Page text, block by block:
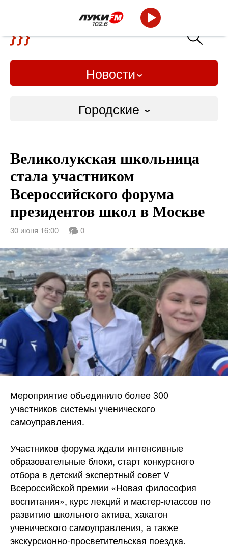
Новости
Городские
Слово Дело
Народные
ВТРК
Великолукская школьница
стала участником
Всероссийского форума
президентов школ в Москве
30 июня 16:00 0
Мероприятие объединило более 300
участников системы ученического
самоуправления.
Участников форума ждали интенсивные
образовательные блоки, старт конкурсного
отбора в детский экспертный совет V
Всероссийской премии «Новая философия
воспитания», курс лекций и мастер-классов по
развитию школьного актива, хакатон
ученического самоуправления, а также
экскурсионно-просветительская поездка.